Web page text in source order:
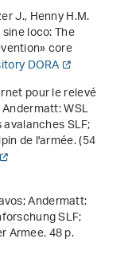
J., Henny H.M.
loco: The
core
DORA
pour le relevé
WSL
SLF;
de l'armée. (54
Andermatt:
SLF;
Armee. 48 p.